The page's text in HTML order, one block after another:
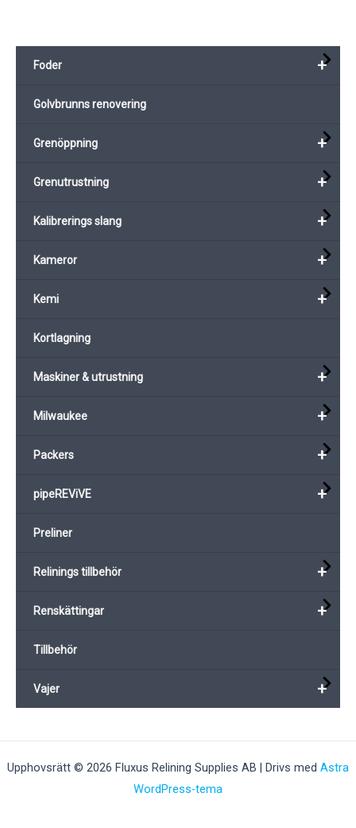
+
Foder
Golvbrunns renovering
+
Grenöppning
+
Grenutrustning
+
Kalibrerings slang
+
Kameror
+
Kemi
Kortlagning
+
Maskiner & utrustning
+
Milwaukee
+
Packers
+
pipeREViVE
Preliner
+
Relinings tillbehör
+
Renskättingar
Tillbehör
+
Vajer
Upphovsrätt © 2026 Fluxus Relining Supplies AB | Drivs med Astra
WordPress-tema